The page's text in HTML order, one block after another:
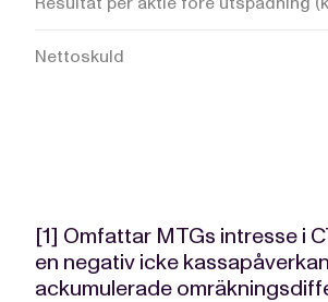
Nettoskuld
[1] Omfattar MTGs intresse i
en negativ icke
ackumulerade